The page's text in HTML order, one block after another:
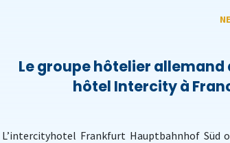
Le groupe hôtelier allemand
hôtel Intercity à
L’intercityhotel Frankfurt Hauptbahnhof Süd